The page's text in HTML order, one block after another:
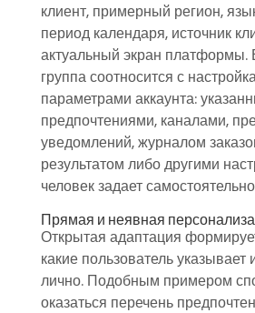
клиент, примерный регион,
период календаря, источник
актуальный экран
группа соотносится с
параметрами аккаунта:
предпочтениями, каналами,
уведомлений, журналом
результатом либо другими
человек задает
Прямая и неявная
Открытая адаптация
какие пользователь указывает
лично. Подобным примером
оказаться перечень